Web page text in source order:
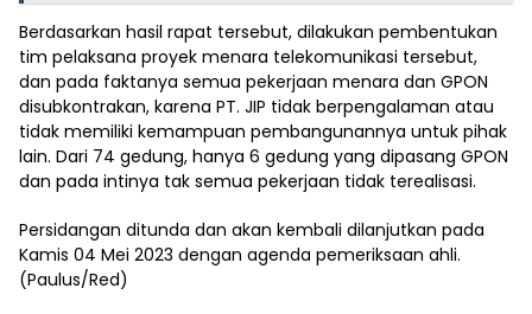
Berdasarkan hasil rapat tersebut, dilakukan pembentukan
tim pelaksana proyek menara telekomunikasi tersebut,
dan pada faktanya semua pekerjaan menara dan GPON
disubkontrakan, karena PT. JIP tidak berpengalaman atau
tidak memiliki kemampuan pembangunannya untuk pihak
lain. Dari 74 gedung, hanya 6 gedung yang dipasang GPON
dan pada intinya tak semua pekerjaan tidak terealisasi.
Persidangan ditunda dan akan kembali dilanjutkan pada
Kamis 04 Mei 2023 dengan agenda pemeriksaan ahli.
(Paulus/Red)